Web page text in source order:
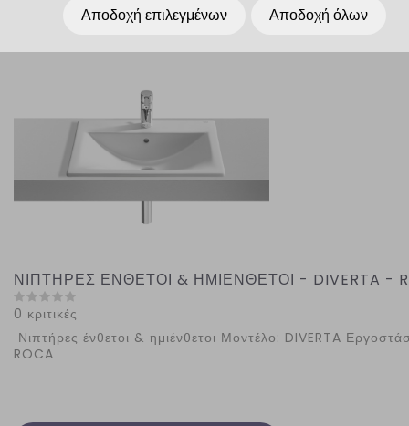
ΝΙΠΤΗΡΕΣ ΕΝΘΕΤΟΙ & ΗΜΙΕΝΘΕΤΟΙ - DIVERTA -
0 κριτικές
Νιπτήρες ένθετοι & ημιένθετοι Μοντέλο: DIVERTA
ROCA
Αποδοχή επιλεγμένων Αποδοχή όλων